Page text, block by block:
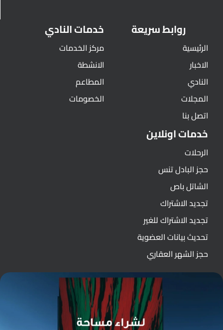
روابط سريعة
الرئيسية
الاخبار
النادي
المجلات
اتصل بنا
خدمات النادي
مركز الخدمات
الانشطة
المطاعم
الخصومات
خدمات اونلاين
الرحلات
حجز البادل تنس
الشاتل باص
تجديد الاشتراك
تجديد الاشتراك للغير
تحديث بيانات العضوية
حجز الشهر العقاري